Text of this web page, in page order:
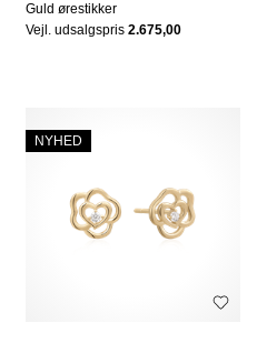
Guld ørestikker
Vejl. udsalgspris 2.675,00
NYHED